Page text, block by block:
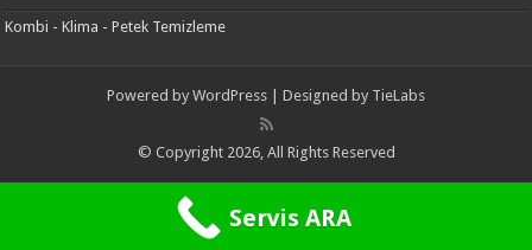
Kombi - Klima - Petek Temizleme
Powered by WordPress | Designed by TieLabs
© Copyright 2026, All Rights Reserved
Servis ARA